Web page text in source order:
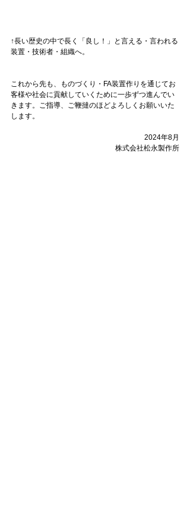
↑長い歴史の中で長く「良し！」と言える・言われる
装置・技術者・組織へ。
これから先も、ものづくり・FA装置作りを通じてお
客様や社会に貢献していくために一歩ずつ進んでい
きます。ご指導、ご鞭撻のほどよろしくお願いいた
します。
2024年8月
株式会社松永製作所